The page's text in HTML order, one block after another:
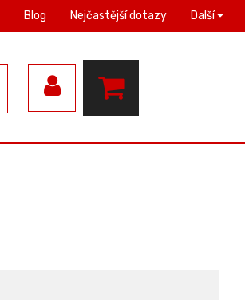
Blog Nejčastější dotazy Další